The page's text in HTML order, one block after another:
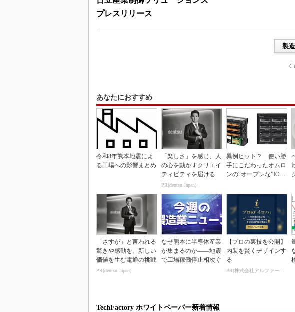
プレスリリース
製
あなたにおすすめ
令和8年熊本地震によ
る工場への影響まとめ
「楽しさ」を感じ、人
の心を動かすクリエイ
ティビティを届ける
PR(dentsu Japan)
異例ヒット？ 使い勝
手にこだわったオムロ
ンの“オープンな”IO-L
「さすが」と言われる
驚きや感動を。新しい
価値を生む電通の挑戦
PR(dentsu Japan)
なぜ熊本に半導体産業
が集まるのか――地震
で工場稼働停止相次ぐ
【プロの裏技を公開】
内装を賢くデザインす
る
PR(株式会社アルファーテクノ)
TechFactory ホワイトペーパー新着情報